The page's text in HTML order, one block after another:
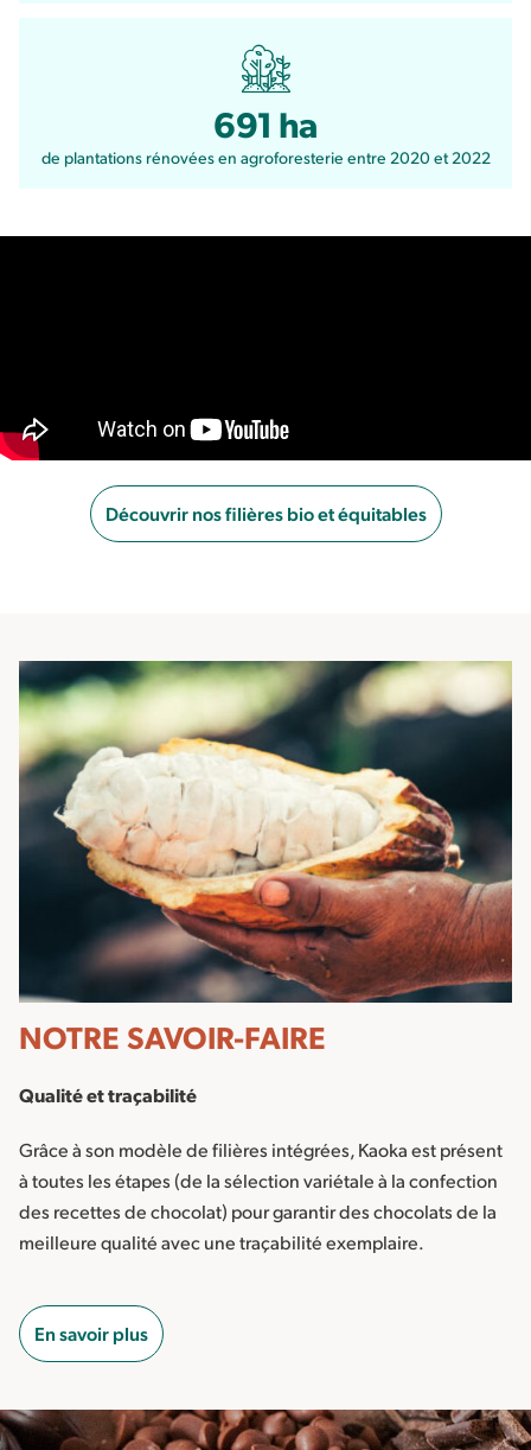
691 ha
de plantations rénovées en agroforesterie entre 2020 et 2022
Découvrir nos filières bio et équitables
NOTRE SAVOIR-FAIRE
Qualité et traçabilité
Grâce à son modèle de filières intégrées, Kaoka est présent
à toutes les étapes (de la sélection variétale à la confection
des recettes de chocolat) pour garantir des chocolats de la
meilleure qualité avec une traçabilité exemplaire.
En savoir plus